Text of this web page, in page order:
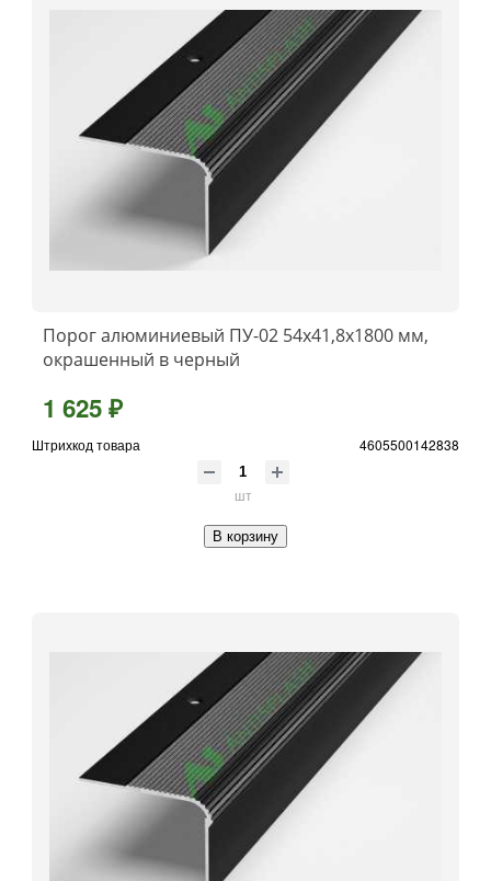
Порог алюминиевый ПУ-02 54x41,8x1800 мм,
окрашенный в черный
1 625 ₽
Штрихкод товара 4605500142838
шт
В корзину